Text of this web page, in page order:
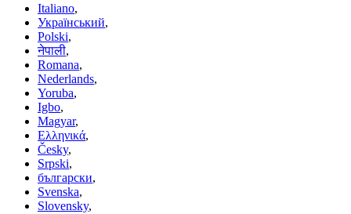
Italiano,
Український,
Polski,
नेपाली,
Romana,
Nederlands,
Yoruba,
Igbo,
Magyar,
Ελληνικά,
Česky,
Srpski,
български,
Svenska,
Slovensky,